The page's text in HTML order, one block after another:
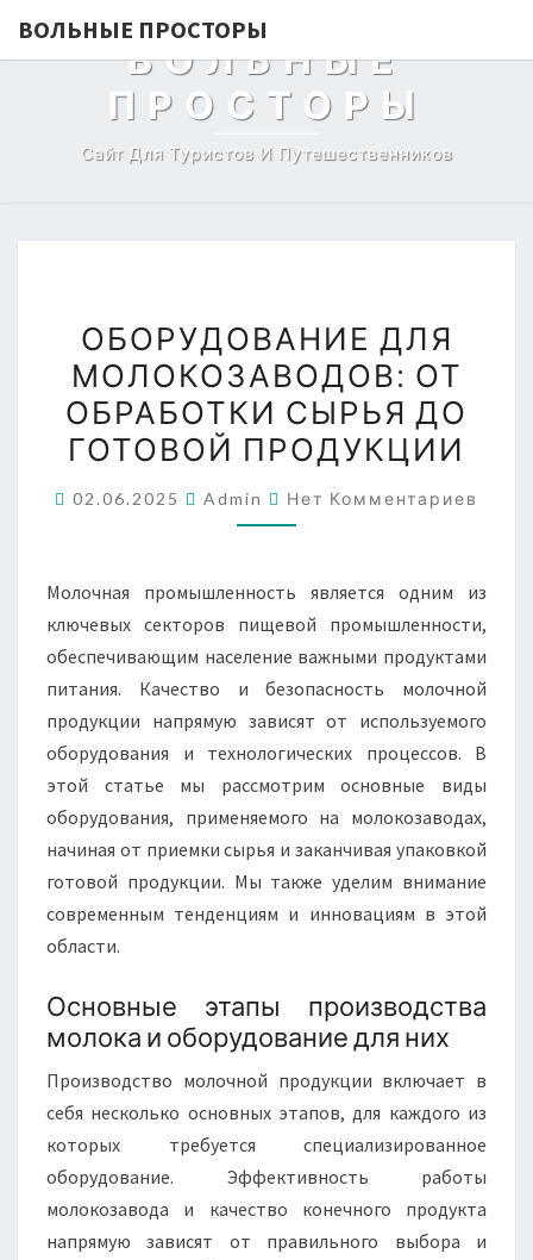
ВОЛЬНЫЕ ПРОСТОРЫ
ВОЛЬНЫЕ
ПРОСТОРЫ
Сайт Для Туристов И Путешественников
ДЛЯ
МОЛОКОЗАВОДОВ:
ОТ
ОБРАБОТКИ
СЫРЬЯ
ДО
ОБОРУДОВАНИЕ ДЛЯ
МОЛОКОЗАВОДОВ: ОТ
ОБРАБОТКИ СЫРЬЯ ДО
ГОТОВОЙ ПРОДУКЦИИ
02.06.2025 Admin Комментарии
Нет Комментариев
Молочная промышленность является одним из
ключевых секторов пищевой промышленности,
обеспечивающим население важными продуктами
питания. Качество и безопасность молочной
продукции напрямую зависят от используемого
оборудования и технологических процессов. В
этой статье мы рассмотрим основные виды
оборудования, применяемого на молокозаводах,
начиная от приемки сырья и заканчивая упаковкой
готовой продукции. Мы также уделим внимание
современным тенденциям и инновациям в этой
области.
Основные этапы производства
молока и оборудование для них
Производство молочной продукции включает в
себя несколько основных этапов, для каждого из
которых требуется специализированное
оборудование. Эффективность работы
молокозавода и качество конечного продукта
напрямую зависят от правильного выбора и